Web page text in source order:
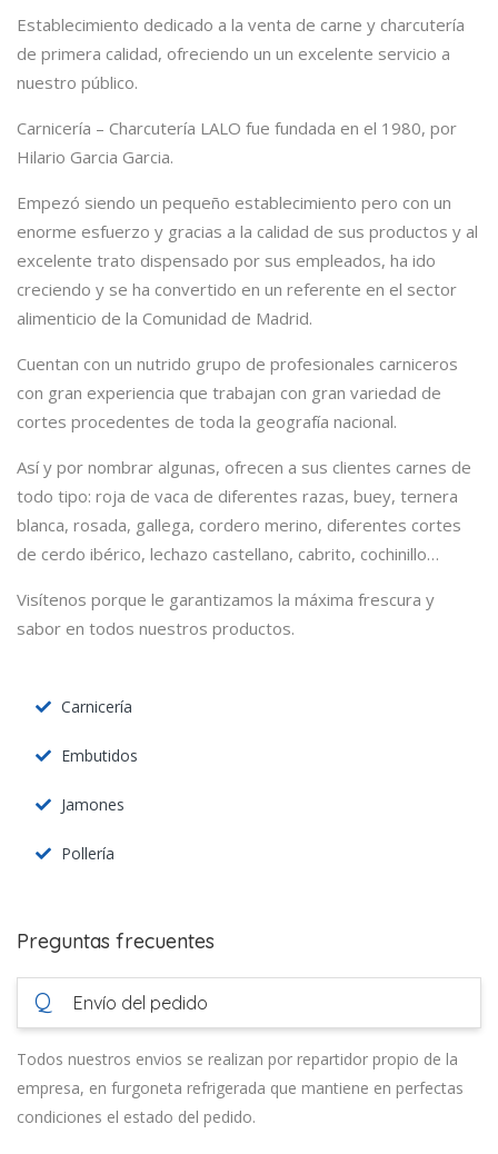
Establecimiento dedicado a la venta de carne y charcutería
de primera calidad, ofreciendo un un excelente servicio a
nuestro público.
Carnicería – Charcutería LALO fue fundada en el 1980, por
Hilario Garcia Garcia.
Empezó siendo un pequeño establecimiento pero con un
enorme esfuerzo y gracias a la calidad de sus productos y al
excelente trato dispensado por sus empleados, ha ido
creciendo y se ha convertido en un referente en el sector
alimenticio de la Comunidad de Madrid.
Cuentan con un nutrido grupo de profesionales carniceros
con gran experiencia que trabajan con gran variedad de
cortes procedentes de toda la geografía nacional.
Así y por nombrar algunas, ofrecen a sus clientes carnes de
todo tipo: roja de vaca de diferentes razas, buey, ternera
blanca, rosada, gallega, cordero merino, diferentes cortes
de cerdo ibérico, lechazo castellano, cabrito, cochinillo…
Visítenos porque le garantizamos la máxima frescura y
sabor en todos nuestros productos.
Carnicería
Embutidos
Jamones
Pollería
Preguntas frecuentes
Q Envío del pedido
Todos nuestros envios se realizan por repartidor propio de la
empresa, en furgoneta refrigerada que mantiene en perfectas
condiciones el estado del pedido.